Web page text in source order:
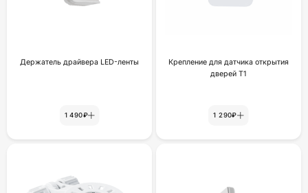
Держатель драйвера LED-ленты
1 490₽
Крепление для датчика открытия
дверей Т1
1 290₽